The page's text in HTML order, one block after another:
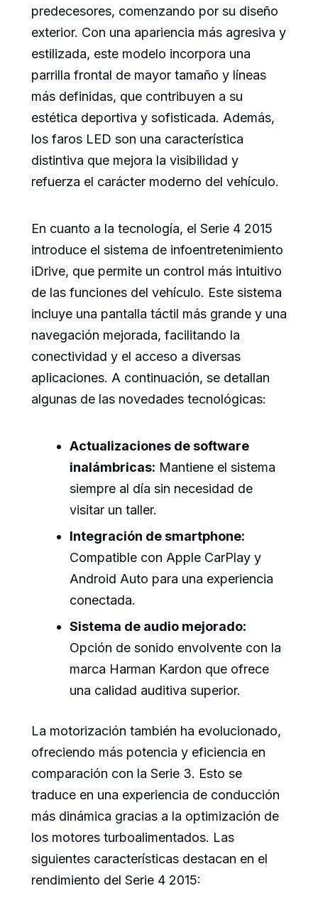
predecesores, comenzando por su diseño
exterior. Con una apariencia más agresiva y
estilizada, este modelo incorpora una
parrilla frontal de mayor tamaño y líneas
más definidas, que contribuyen a su
estética deportiva y sofisticada. Además,
los faros LED son una característica
distintiva que mejora la visibilidad y
refuerza el carácter moderno del vehículo.
En cuanto a la tecnología, el Serie 4 2015
introduce el sistema de infoentretenimiento
iDrive, que permite un control más intuitivo
de las funciones del vehículo. Este sistema
incluye una pantalla táctil más grande y una
navegación mejorada, facilitando la
conectividad y el acceso a diversas
aplicaciones. A continuación, se detallan
algunas de las novedades tecnológicas:
Actualizaciones de software
inalámbricas: Mantiene el sistema
siempre al día sin necesidad de
visitar un taller.
Integración de smartphone:
Compatible con Apple CarPlay y
Android Auto para una experiencia
conectada.
Sistema de audio mejorado:
Opción de sonido envolvente con la
marca Harman Kardon que ofrece
una calidad auditiva superior.
La motorización también ha evolucionado,
ofreciendo más potencia y eficiencia en
comparación con la Serie 3. Esto se
traduce en una experiencia de conducción
más dinámica gracias a la optimización de
los motores turboalimentados. Las
siguientes características destacan en el
rendimiento del Serie 4 2015: